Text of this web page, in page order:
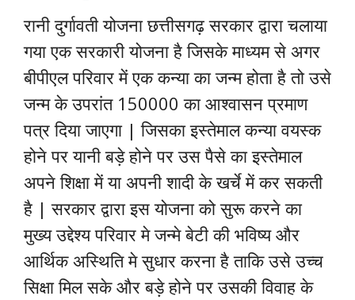
रानी दुर्गावती योजना छत्तीसगढ़ सरकार द्वारा चलाया
गया एक सरकारी योजना है जिसके माध्यम से अगर
बीपीएल परिवार में एक कन्या का जन्म होता है तो उसे
जन्म के उपरांत 150000 का आश्वासन प्रमाण
पत्र दिया जाएगा | जिसका इस्तेमाल कन्या वयस्क
होने पर यानी बड़े होने पर उस पैसे का इस्तेमाल
अपने शिक्षा में या अपनी शादी के खर्चे में कर सकती
है | सरकार द्वारा इस योजना को सुरू करने का
मुख्य उद्देश्य परिवार मे जन्मे बेटी की भविष्य और
आर्थिक अस्थिति मे सुधार करना है ताकि उसे उच्च
सिक्षा मिल सके और बड़े होने पर उसकी विवाह के